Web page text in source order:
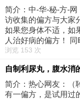
简介：中-华-秘-方-
访收集的偏方与大家
如果您身体不适，如
人治好病的偏方！ 同
浏览 153 次
自制利尿丸，腹水消
简介：热心网友：（
有一偏方，是试用过